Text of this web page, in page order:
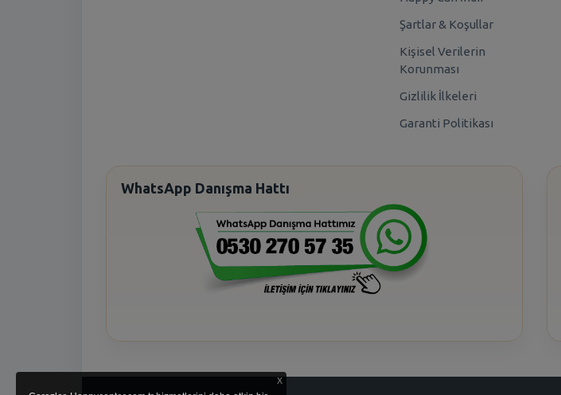
Şartlar & Koşullar
Kişisel Verilerin
Korunması
Gizlilik İlkeleri
Garanti Politikası
WhatsApp Danışma Hattı
x